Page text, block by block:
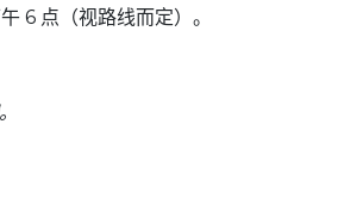
6 点（视路线而定）。